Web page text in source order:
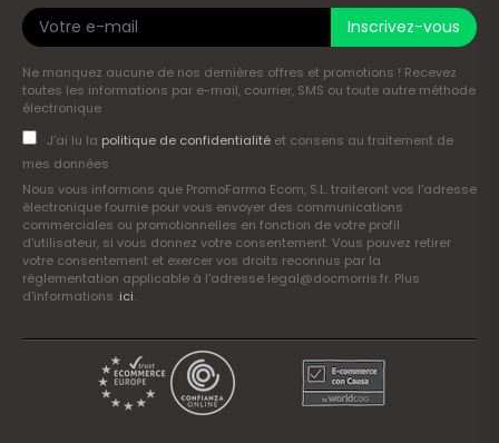
Inscrivez-vous
Ne manquez aucune de nos dernières offres et promotions ! Recevez
toutes les informations par e-mail, courrier, SMS ou toute autre méthode
électronique
J’ai lu la politique de confidentialité et consens au traitement de
mes données
Nous vous informons que PromoFarma Ecom, S.L. traiteront vos l'adresse
électronique fournie pour vous envoyer des communications
commerciales ou promotionnelles en fonction de votre profil
d'utilisateur, si vous donnez votre consentement. Vous pouvez retirer
votre consentement et exercer vos droits reconnus par la
réglementation applicable à l'adresse legal@docmorris.fr. Plus
d'informations .ici.